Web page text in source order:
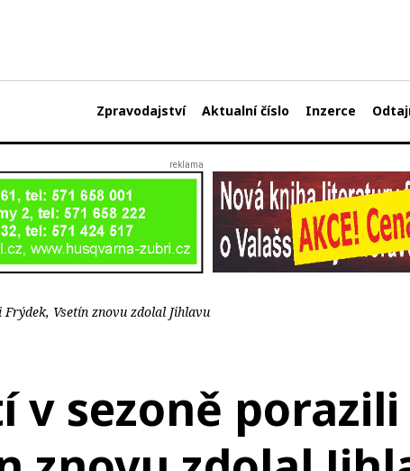
Zpravodajství Aktualní číslo Inzerce
Vsetín znovu zdolal Jihlavu
v sezoně porazili